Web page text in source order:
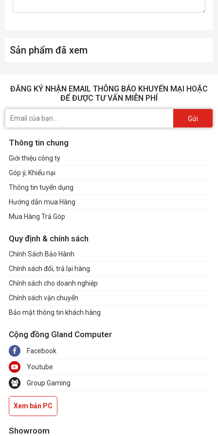
Realtek High Definition Audio (B&O PLAY
Giao tiếp mạng Gigabit
Giao tiếp
không dây
Cổng giao tiếp
Kích thước
cao)
36.02 x 23.40 x 1.79 cm (W x D x H)
Cân nặng 1.677 kg
Hệ điều hành
Phụ kiện đi
kèm
Sách hướng dẫn, AC Adapter 45Wh
Sản phẩm đã xem
ĐĂNG KÝ NHẬN EMAIL THÔNG BÁO KHUYẾN MẠI HOẶC
ĐỂ ĐƯỢC TƯ VẤN MIỄN PHÍ
Gửi
Thông tin chung
Giới thiệu công ty
Góp ý, Khiếu nại
Thông tin tuyển dụng
Hướng dẫn mua Hàng
Mua Hàng Trả Góp
Quy định & chính sách
Chính Sách Bảo Hành
Chính sách đổi, trả lại hàng
Chính sách cho doanh nghiệp
Chính sách vận chuyển
Bảo mật thông tin khách hàng
Cộng đồng Gland Computer
Facebook
Youtube
Group Gaming
Xem bản PC
Showroom